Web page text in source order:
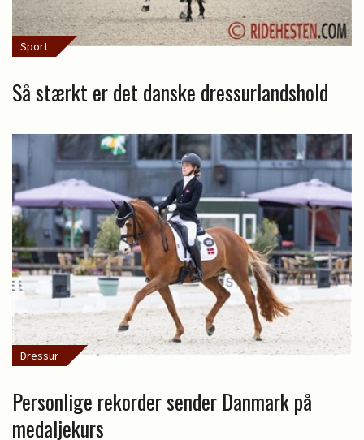
Sport
Så stærkt er det danske dressurlandshold
Dressur
Personlige rekorder sender Danmark på
medaljekurs